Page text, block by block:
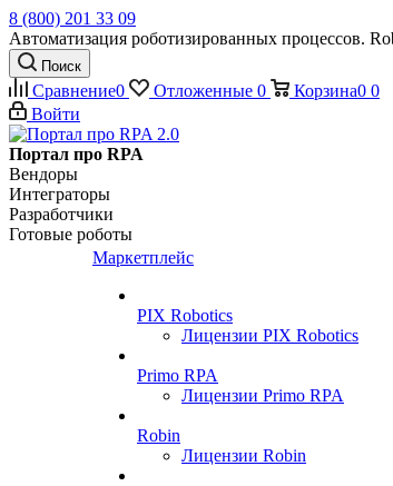
8 (800) 201 33 09
Автоматизация роботизированных процессов.
Поиск
Сравнение0 Отложенные 0 Корзина0 0
Войти
Портал про RPA
Вендоры
Интеграторы
Разработчики
Готовые роботы
Маркетплейс
PIX Robotics
Лицензии PIX Robotics
Primo RPA
Лицензии Primo RPA
Robin
Лицензии Robin